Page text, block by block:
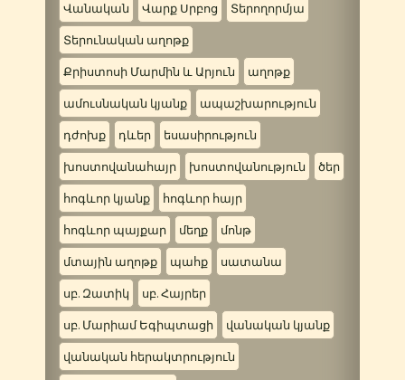
Վանական Վարք Սրբոց Տերողորմյա
Տերունական աղոթք
Քրիստոսի Մարմին և Արյուն աղոթք
ամուսնական կյանք ապաշխարություն
դժոխք դևեր եսասիրություն
խոստովանահայր խոստովանություն ծեր
հոգևոր կյանք հոգևոր հայր
հոգևոր պայքար մեղք մոնթ
մտային աղոթք պահք սատանա
սբ. Զատիկ սբ. Հայրեր
սբ. Մարիամ Եգիպտացի վանական կյանք
վանական հերակտրություն